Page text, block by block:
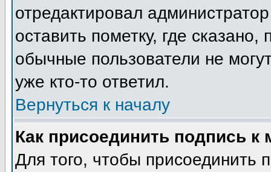
отредактировал
оставить пометку, где
обычные пользователи не
уже кто-то ответил.
Вернуться к началу
Как присоединить подпись
Для того, чтобы присоединить